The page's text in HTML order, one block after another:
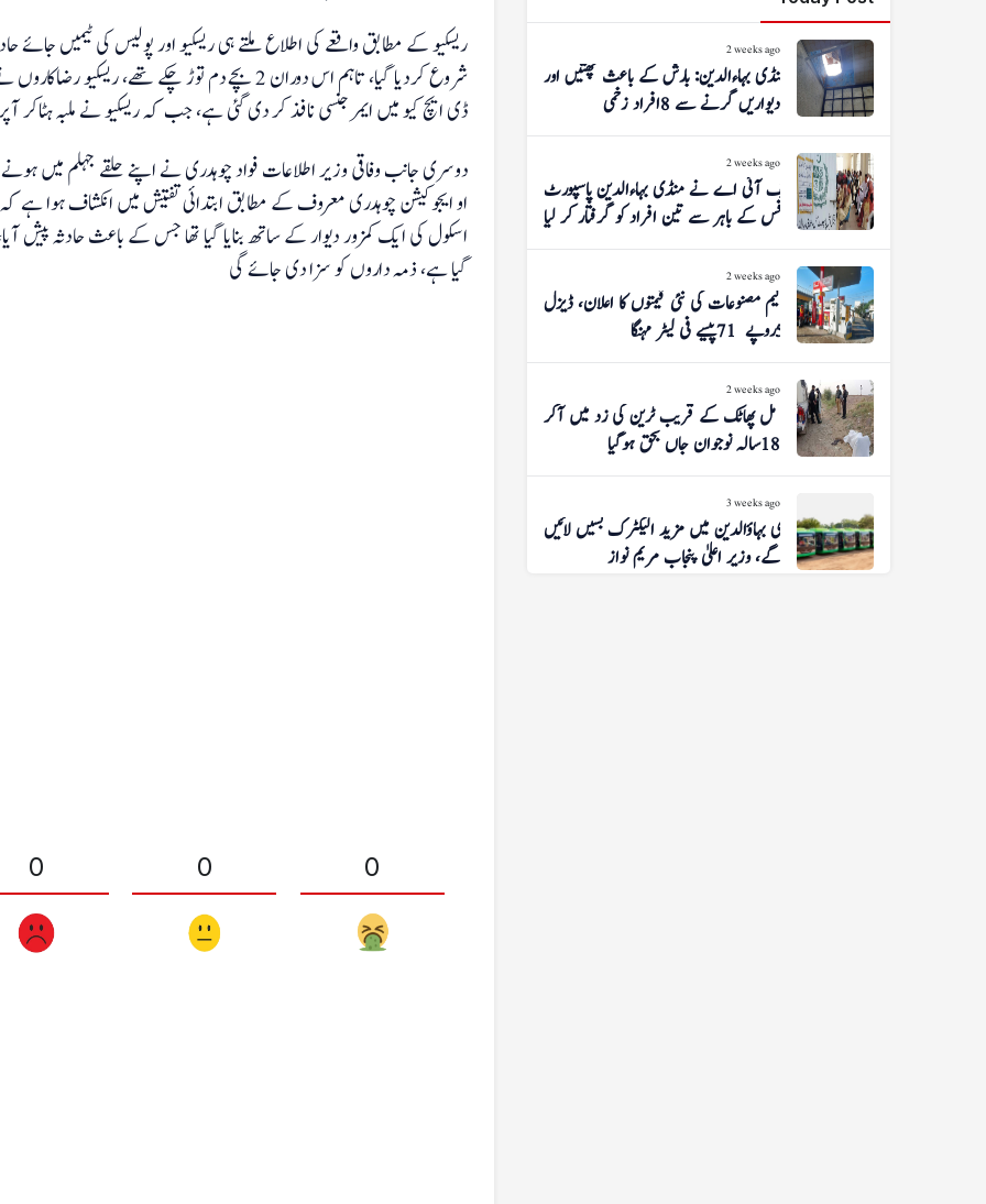
ریسکیو کے مطابق واقعے کی اطلاع ملتے ہی ریسکیو اور پولیس کی ٹیمیں جائے
شروع کردیا گیا، تاہم اس دوران 2 بچے دم توڑ چکے
ڈی ایچ کیو میں ایمرجنسی نافذ کر دی گئی ہے، جب کہ ریسکیو نے ملبہ ہٹاکر
دوسری جانب وفاقی وزیر اطلاعات فواد چوہدری نے اپنے حلقے جہلم میں
او ایجوکیشن چوہدری معروف کے مطابق ابتدائی تفتیش میں انکشاف ہوا ہے کہ
اسکول کی ایک کمزور دیوار کے ساتھ بنایا گیا تھا جس کے باعث حادثہ پیش
گیا ہے، ذمہ داروں کو سزا دی جائے گی
0 0 0
2 weeks ago
منڈی بہاءالدین: بارش کے باعث چھتیں اور
دیواریں گرنے سے 8 افراد زخمی
2 weeks ago
ایف آئی اے نے منڈی بہاءالدین پاسپورٹ
آفس کے باہر سے تین افراد کو گرفتار کر لیا
2 weeks ago
پیٹرولیم مصنوعات کی نئی قیمتوں کا اعلان، ڈیزل
5 روپے 71 پیسے فی لیٹر مہنگا
2 weeks ago
شوگر مل پھاٹک کے قریب ٹرین کی زد میں آکر
18 سالہ نوجوان جاں بحق ہوگیا
3 weeks ago
منڈی بہاؤالدین میں مزید الیکٹرک بسیں لائیں
گے، وزیر اعلیٰ پنجاب مریم نواز